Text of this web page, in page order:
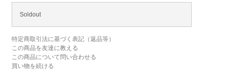
Soldout
特定商取引法に基づく表記（返品等）
この商品を友達に教える
この商品について問い合わせる
買い物を続ける